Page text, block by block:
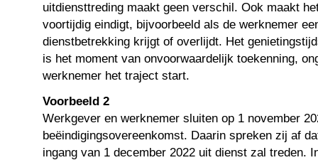
uitdiensttreding maakt geen verschil. Ook maakt
voortijdig eindigt, bijvoorbeeld als de werknemer
dienstbetrekking krijgt of overlijdt. Het
is het moment van onvoorwaardelijk toekenning,
werknemer het traject start.
Voorbeeld 2
Werkgever en werknemer sluiten op 1 november
beëindigingsovereenkomst. Daarin spreken zij af
ingang van 1 december 2022 uit dienst zal treden.